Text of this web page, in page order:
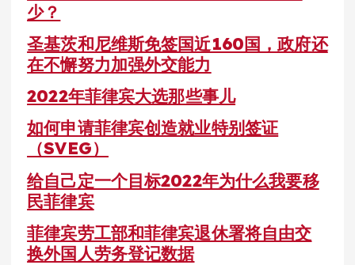
少？
圣基茨和尼维斯免签国近160国，政府还
在不懈努力加强外交能力
2022年菲律宾大选那些事儿
如何申请菲律宾创造就业特别签证
（SVEG）
给自己定一个目标2022年为什么我要移
民菲律宾
菲律宾劳工部和菲律宾退休署将自由交
换外国人劳务登记数据